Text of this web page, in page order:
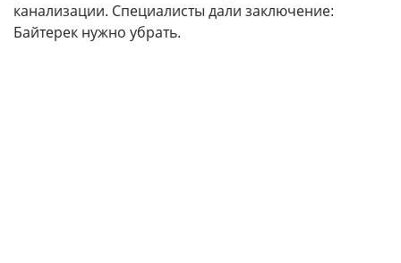
канализации. Специалисты дали заключение:
Байтерек нужно убрать.